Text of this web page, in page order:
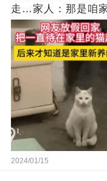
走…家人：那是咱
2024/01/15